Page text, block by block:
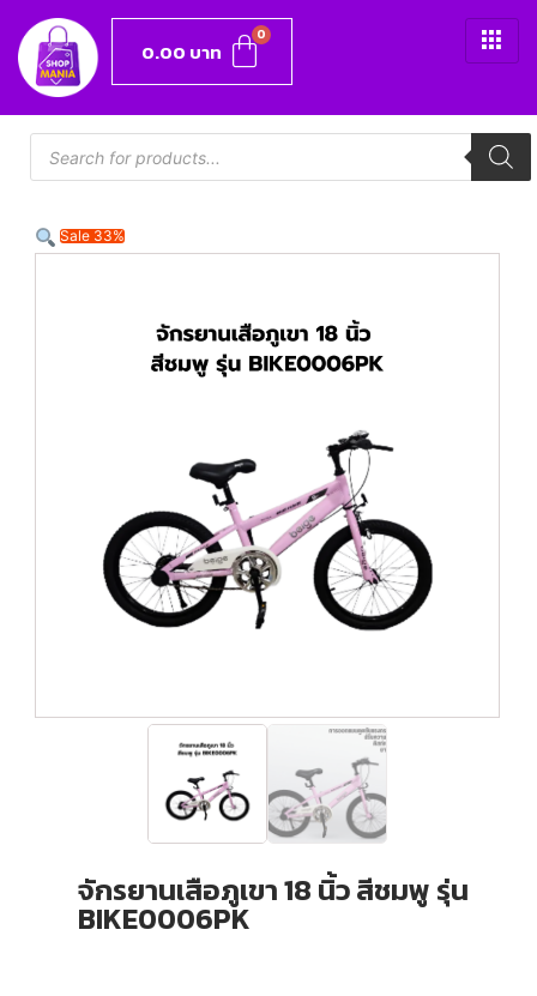
0.00 บาท
Sale 33%
จักรยานเสือภูเขา 18 นิ้ว สีชมพู รุ่น
BIKE0006PK